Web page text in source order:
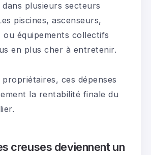
plusieurs secteurs
piscines, ascenseurs,
ou équipements collectifs
en plus cher à entretenir.
ces dépenses
la rentabilité finale du
creuses deviennent un